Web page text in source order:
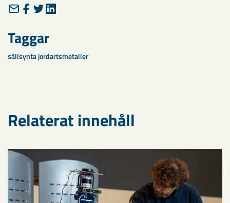
Taggar
sällsynta jordartsmetaller
Relaterat innehåll